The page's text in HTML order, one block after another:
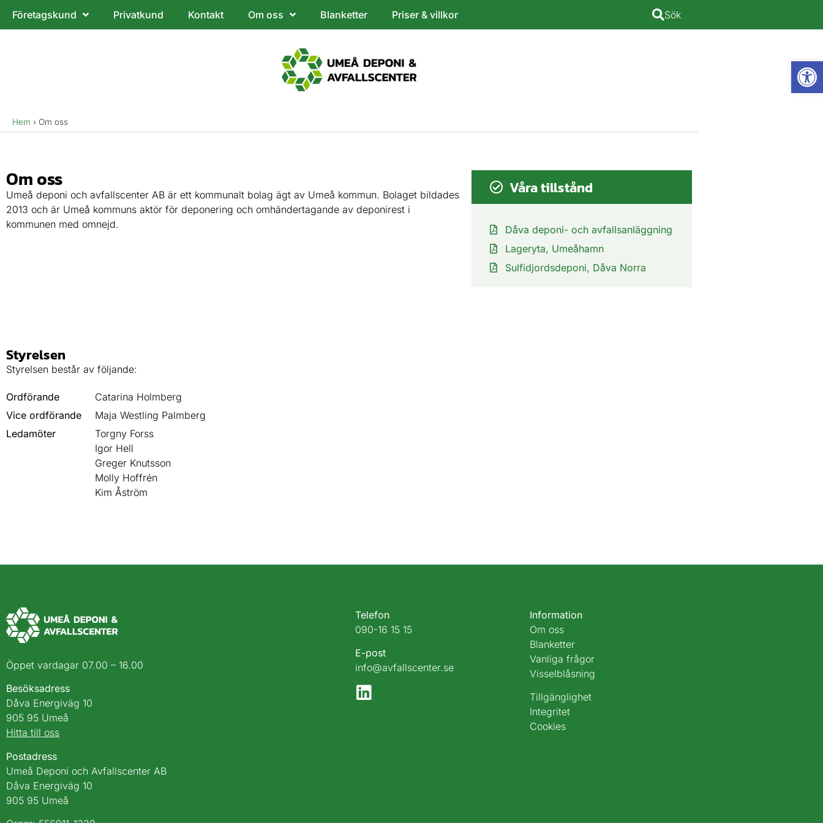
Företagskund Privatkund Kontakt Om oss Blanketter Priser & villkor Sök
Hem › Om oss
Om oss
Umeå deponi och avfallscenter AB är ett kommunalt bolag ägt av Umeå kommun. Bolaget bildades
2013 och är Umeå kommuns aktör för deponering och omhändertagande av deponirest i
kommunen med omnejd.
Våra tillstånd
Dåva deponi- och avfallsanläggning
Lageryta, Umeåhamn
Sulfidjordsdeponi, Dåva Norra
Styrelsen
Styrelsen består av följande:
Ordförande
Catarina Holmberg
Vice ordförande
Maja Westling Palmberg
Ledamöter
Torgny Forss
Igor Hell
Greger Knutsson
Molly Hoffrén
Kim Åström
Öppet vardagar 07.00 – 16.00
Besöksadress
Dåva Energiväg 10
905 95 Umeå
Hitta till oss
Postadress
Umeå Deponi och Avfallscenter AB
Dåva Energiväg 10
905 95 Umeå
Telefon
090-16 15 15
E-post
info@avfallscenter.se
Information
Om oss
Blanketter
Vanliga frågor
Visselblåsning
Tillgänglighet
Integritet
Cookies